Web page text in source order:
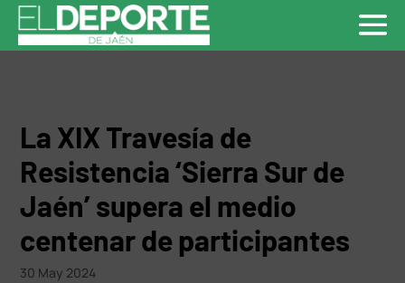
La XIX Travesía de
Resistencia ‘Sierra Sur de
Jaén’ supera el medio
centenar de participantes
30 May 2024